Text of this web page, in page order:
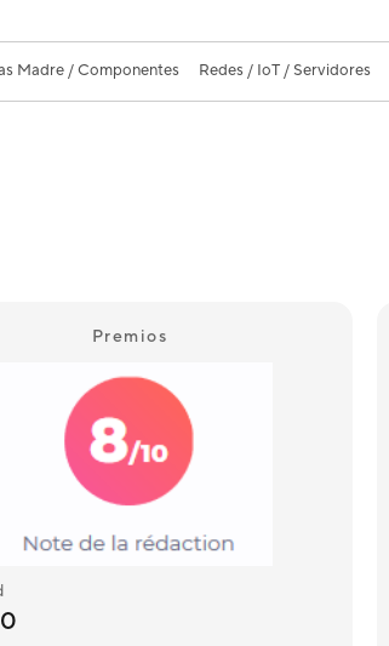
Madre / Componentes Redes / IoT / Servidores
Premios